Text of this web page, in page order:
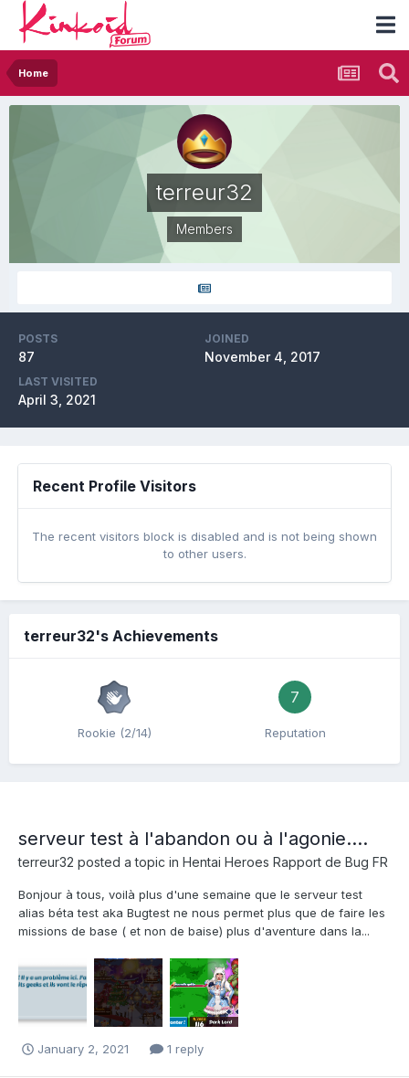
Home
terreur32
Members
POSTS
87
JOINED
November 4, 2017
LAST VISITED
April 3, 2021
Recent Profile Visitors
The recent visitors block is disabled and is not being shown
to other users.
terreur32's Achievements
Rookie (2/14)
7
Reputation
serveur test à l'abandon ou à l'agonie....
terreur32 posted a topic in Hentai Heroes Rapport de Bug FR
Bonjour à tous, voilà plus d'une semaine que le serveur test
alias béta test aka Bugtest ne nous permet plus que de faire les
missions de base ( et non de baise) plus d'aventure dans la...
January 2, 2021 1 reply